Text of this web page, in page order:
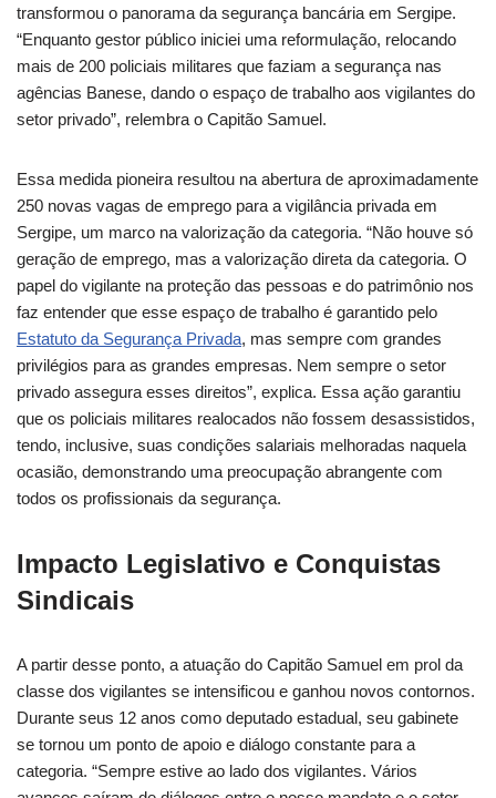
transformou o panorama da segurança bancária em Sergipe.
“Enquanto gestor público iniciei uma reformulação, relocando
mais de 200 policiais militares que faziam a segurança nas
agências Banese, dando o espaço de trabalho aos vigilantes do
setor privado”, relembra o Capitão Samuel.
Essa medida pioneira resultou na abertura de aproximadamente
250 novas vagas de emprego para a vigilância privada em
Sergipe, um marco na valorização da categoria. “Não houve só
geração de emprego, mas a valorização direta da categoria. O
papel do vigilante na proteção das pessoas e do patrimônio nos
faz entender que esse espaço de trabalho é garantido pelo
Estatuto da Segurança Privada, mas sempre com grandes
privilégios para as grandes empresas. Nem sempre o setor
privado assegura esses direitos”, explica. Essa ação garantiu
que os policiais militares realocados não fossem desassistidos,
tendo, inclusive, suas condições salariais melhoradas naquela
ocasião, demonstrando uma preocupação abrangente com
todos os profissionais da segurança.
Impacto Legislativo e Conquistas
Sindicais
A partir desse ponto, a atuação do Capitão Samuel em prol da
classe dos vigilantes se intensificou e ganhou novos contornos.
Durante seus 12 anos como deputado estadual, seu gabinete
se tornou um ponto de apoio e diálogo constante para a
categoria. “Sempre estive ao lado dos vigilantes. Vários